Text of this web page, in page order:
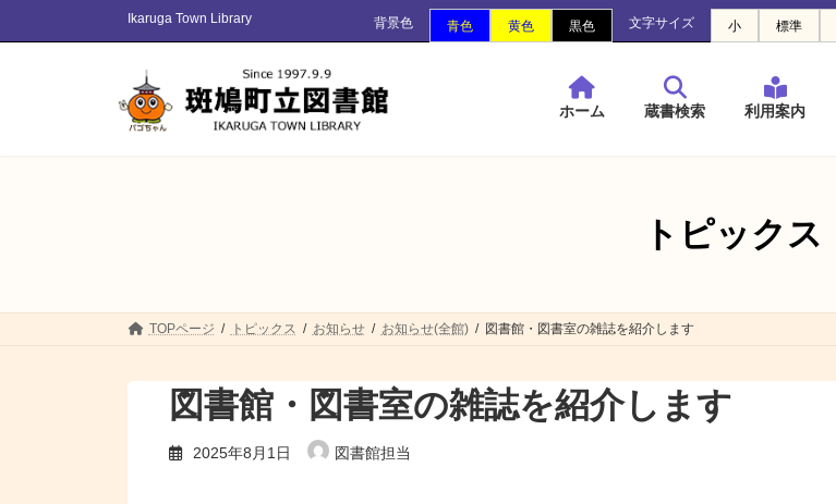
Ikaruga Town Library 背景色 青色 黄色 黒色 文字サイズ 小 標準
ホーム 蔵書検索 利用案内
トピックス
TOPページ トピックス お知らせ お知らせ(全館) 図書館・図書室の雑誌を紹介します
図書館・図書室の雑誌を紹介します
2025年8月1日 図書館担当